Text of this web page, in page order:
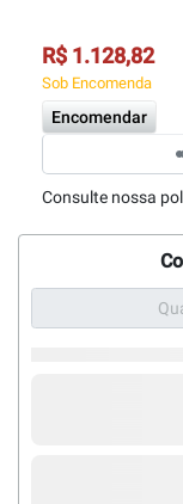
R$ 1.128,82
Sob Encomenda
Encomendar
Consulte nossa